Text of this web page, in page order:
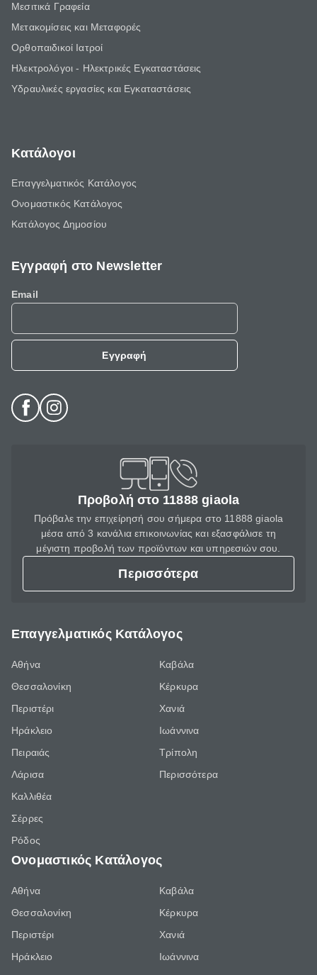
Μεσιτικά Γραφεία
Μετακομίσεις και Μεταφορές
Ορθοπαιδικοί Ιατροί
Ηλεκτρολόγοι - Ηλεκτρικές Εγκαταστάσεις
Υδραυλικές εργασίες και Εγκαταστάσεις
Κατάλογοι
Επαγγελματικός Κατάλογος
Ονομαστικός Κατάλογος
Κατάλογος Δημοσίου
Εγγραφή στο Newsletter
Email
Εγγραφή
Προβολή στο 11888 giaola
Πρόβαλε την επιχείρησή σου σήμερα στο 11888 giaola
μέσα από 3 κανάλια επικοινωνίας και εξασφάλισε τη
μέγιστη προβολή των προϊόντων και υπηρεσιών σου.
Περισσότερα
Επαγγελματικός Κατάλογος
Αθήνα
Θεσσαλονίκη
Περιστέρι
Ηράκλειο
Πειραιάς
Λάρισα
Καλλιθέα
Σέρρες
Ρόδος
Καβάλα
Κέρκυρα
Χανιά
Ιωάννινα
Τρίπολη
Περισσότερα
Ονομαστικός Κατάλογος
Αθήνα
Θεσσαλονίκη
Περιστέρι
Ηράκλειο
Καβάλα
Κέρκυρα
Χανιά
Ιωάννινα